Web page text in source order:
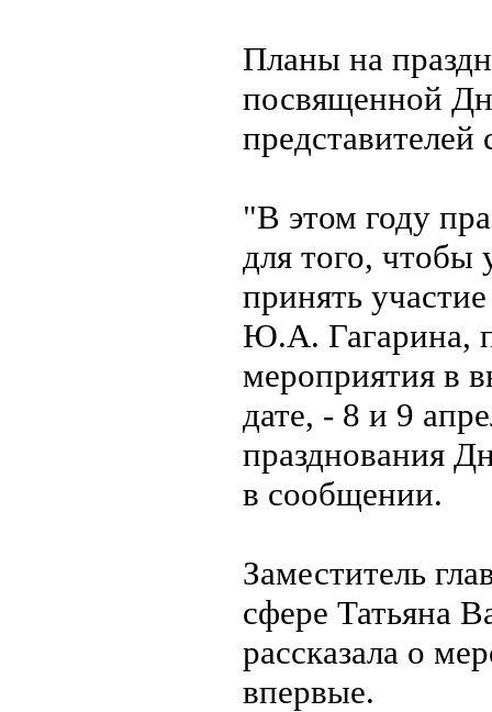
Планы на
посвященной
"В этом году
для того, чтобы
принять
Ю.А. Гагарина,
мероприятия в
дате, - 8 и 9
празднования
в сообщении.
Заместитель
сфере Татьяна
рассказала о
впервые.